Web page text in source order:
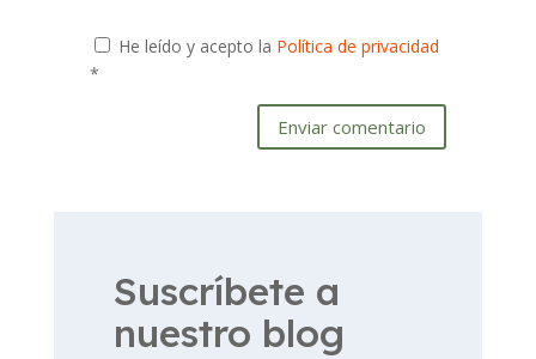
He leído y acepto la Política de privacidad
*
Enviar comentario
Suscríbete a
nuestro blog